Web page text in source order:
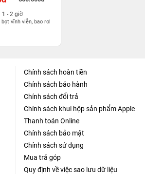
1 - 2 giờ
bọt vĩnh viễn, bao rơi
Chính sách hoàn tiền
Chính sách bảo hành
Chính sách đổi trả
Chính sách khui hộp sản phẩm Apple
Thanh toán Online
Chính sách bảo mật
Chính sách sử dụng
Mua trả góp
Quy định về việc sao lưu dữ liệu